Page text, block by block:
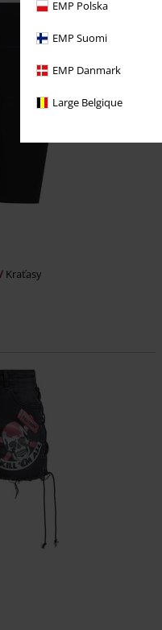
EMP Polska
EMP Suomi
EMP Danmark
Large Belgique
Kraťasy